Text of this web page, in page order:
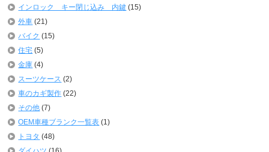
インロック キー閉じ込み 内鍵 (15)
外車 (21)
バイク (15)
住宅 (5)
金庫 (4)
スーツケース (2)
車のカギ製作 (22)
その他 (7)
OEM車種ブランク一覧表 (1)
トヨタ (48)